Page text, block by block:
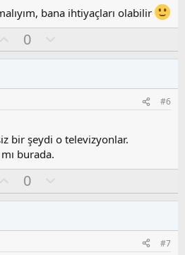
bana ihtiyaçları olabilir
y
0
l
s
u
o
l
#6
bir şeydi o televizyonlar.
burada.
y
0
l
s
u #7